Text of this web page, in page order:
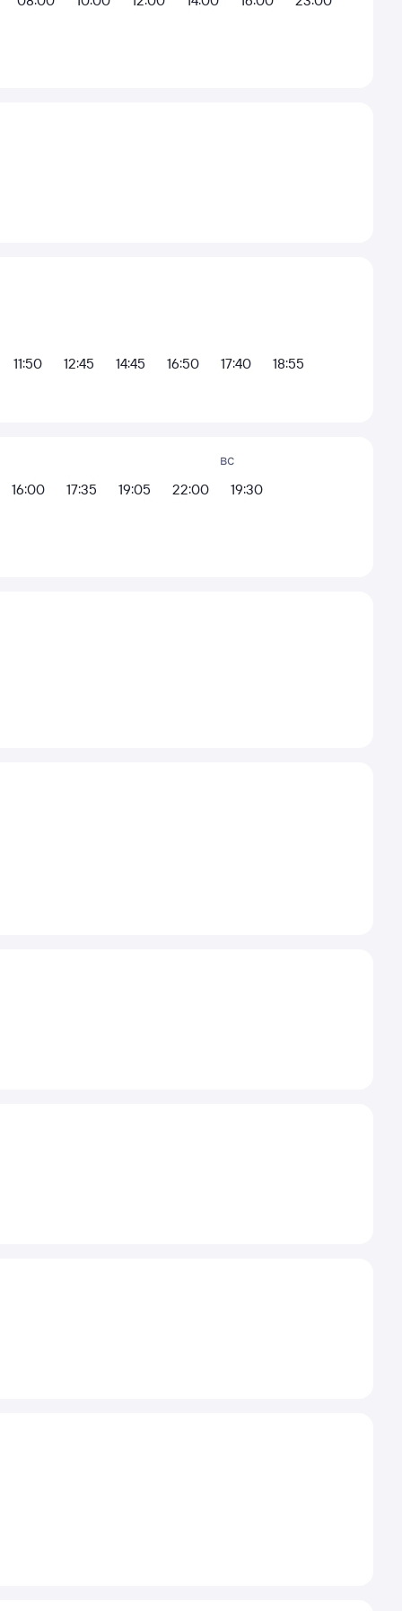
11:50 12:45 14:45 16:50 17:40
18:55
16:00 17:35 19:05 22:00
вс
19:30